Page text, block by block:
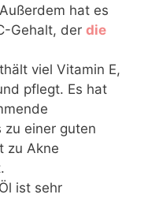
hat es
Gehalt, der die
viel Vitamin E,
pflegt. Es hat
zu einer guten
zu Akne
ist sehr